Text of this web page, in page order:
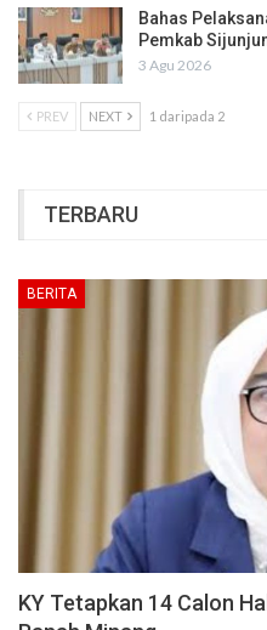
Bahas
Pemkab
3 Agu 2026
PREV NEXT 1 daripada 2
TERBARU
BERITA
KY Tetapkan 14 Calon